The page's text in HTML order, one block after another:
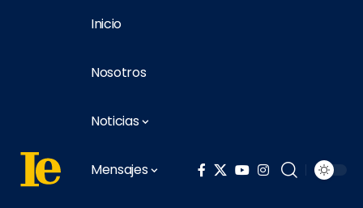
Inicio
Nosotros
Noticias
Mensajes